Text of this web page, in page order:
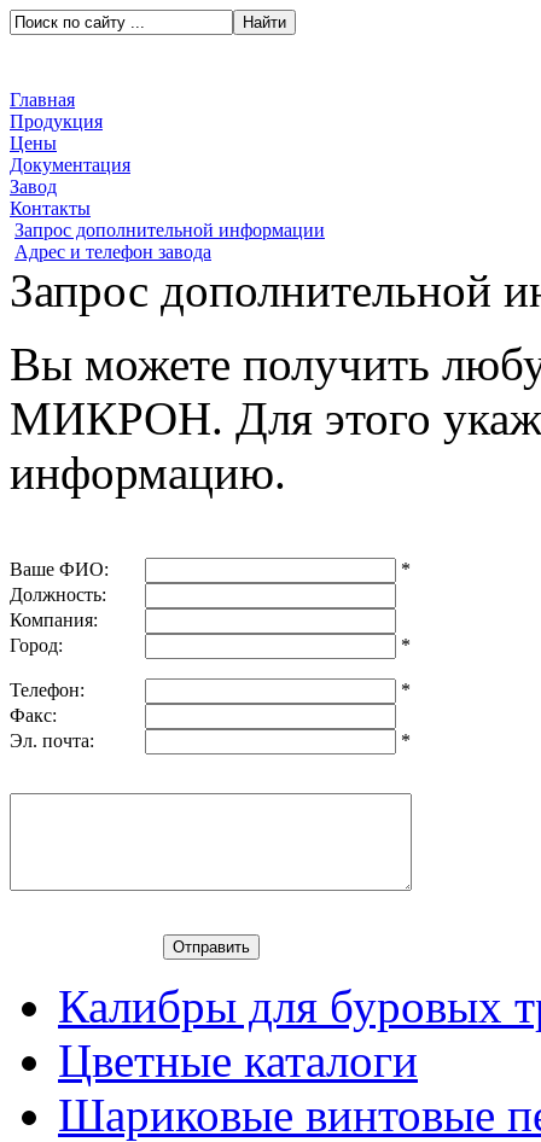
Главная
Продукция
Цены
Документация
Завод
Контакты
Запрос дополнительной информации
Адрес и телефон завода
Запрос дополнительной
Вы можете получить
МИКРОН. Для этого
информацию.
Ваше ФИО:
*
Должность:
Компания:
Город:
*
Телефон:
*
Факс:
Эл. почта:
*
Калибры для буровых
Цветные каталоги
Шариковые винтовые